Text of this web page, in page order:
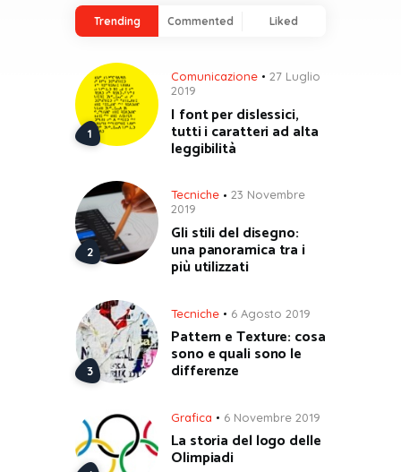
Trending Commented Liked
Comunicazione
27 Luglio
2019
I font per dislessici,
tutti i caratteri ad alta
leggibilità
Tecniche
23 Novembre
2019
Gli stili del disegno:
una panoramica tra i
più utilizzati
Tecniche 6 Agosto 2019
Pattern e Texture: cosa
sono e quali sono le
differenze
Grafica 6 Novembre 2019
La storia del logo delle
Olimpiadi